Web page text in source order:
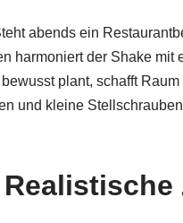
abends ein
der Shake
plant, schafft
und kleine